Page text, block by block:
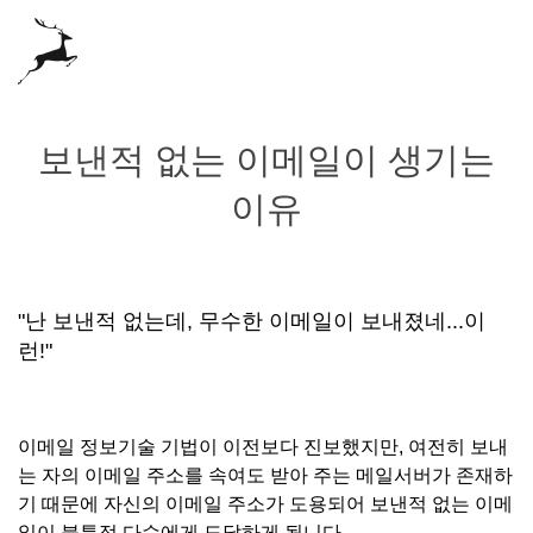
보낸적 없는 이메일이 생기는
이유
"난 보낸적 없는데, 무수한 이메일이 보내졌네...이
런!"
이메일 정보기술 기법이 이전보다 진보했지만, 여전히 보내
는 자의 이메일 주소를 속여도 받아 주는 메일서버가 존재하
기 때문에 자신의 이메일 주소가 도용되어 보낸적 없는 이메